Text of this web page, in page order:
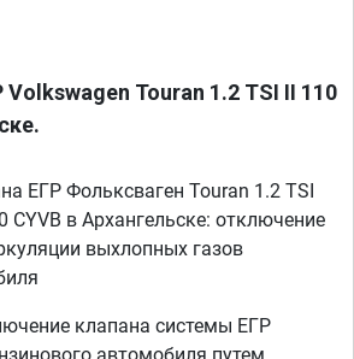
Touran 1.2 TSI II 110
ЕГР Фольксваген Touran 1.2 TSI
CYVB в Архангельске: отключение
выхлопных газов
клапана системы ЕГР